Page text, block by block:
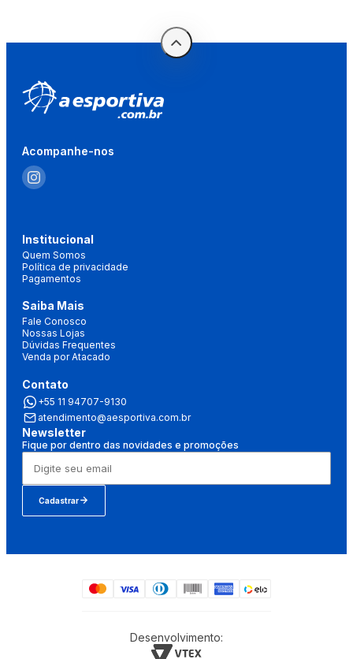
Acompanhe-nos
Institucional
Quem Somos
Política de privacidade
Pagamentos
Saiba Mais
Fale Conosco
Nossas Lojas
Dúvidas Frequentes
Venda por Atacado
Contato
+55 11 94707-9130
atendimento@aesportiva.com.br
Newsletter
Fique por dentro das novidades e promoções
Cadastrar
Desenvolvimento: